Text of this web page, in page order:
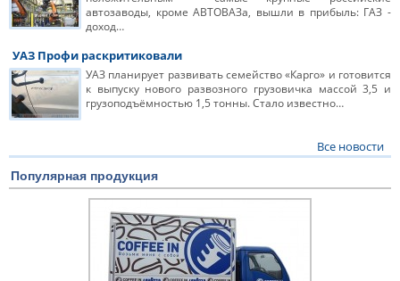
автозаводы, кроме АВТОВАЗа, вышли в прибыль: ГАЗ -
доход…
УАЗ Профи раскритиковали
УАЗ планирует развивать семейство «Карго» и готовится
к выпуску нового развозного грузовичка массой 3,5 и
грузоподъёмностью 1,5 тонны. Стало известно…
Все новости
Популярная продукция